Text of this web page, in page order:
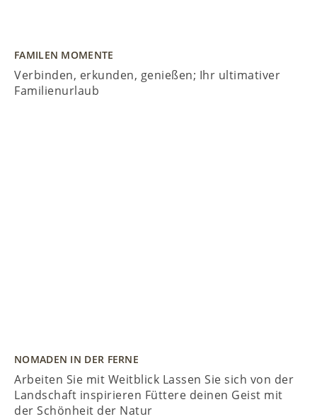
FAMILEN MOMENTE
Verbinden, erkunden, genießen; Ihr ultimativer
Familienurlaub
NOMADEN IN DER FERNE
Arbeiten Sie mit Weitblick Lassen Sie sich von der
Landschaft inspirieren Füttere deinen Geist mit
der Schönheit der Natur